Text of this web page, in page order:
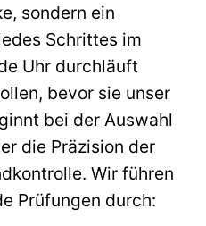
sondern ein
Schrittes im
Uhr durchläuft
bevor sie unser
bei der Auswahl
die Präzision der
Wir führen
Prüfungen durch: